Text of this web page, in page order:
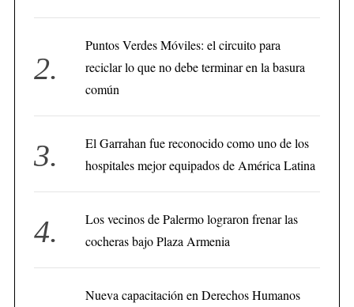
Puntos Verdes Móviles: el circuito para
reciclar lo que no debe terminar en la basura
común
El Garrahan fue reconocido como uno de los
hospitales mejor equipados de América Latina
Los vecinos de Palermo lograron frenar las
cocheras bajo Plaza Armenia
Nueva capacitación en Derechos Humanos